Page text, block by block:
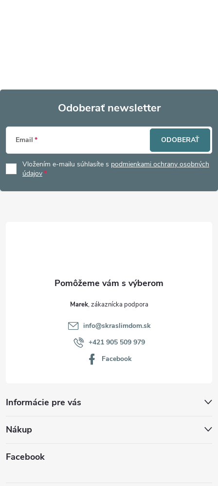
Z
á
p
Odoberať newsletter
Email
Vložením e-mailu súhlasíte s podmienkami ochrany osobných
údajov
ODOBERAŤ
Informácie pre vás
Nákup
Marek
info@skraslimdom.sk
+421 905 509 979
Facebook
Facebook